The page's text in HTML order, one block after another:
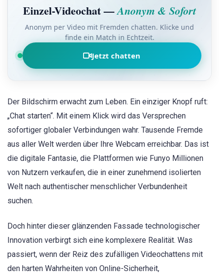
Einzel-Videochat —Anonym & Sofort
Anonym per Video mit Fremden chatten. Klicke und
finde ein Match in Echtzeit.
Jetzt chatten
Der Bildschirm erwacht zum Leben. Ein einziger Knopf ruft:
„Chat starten“. Mit einem Klick wird das Versprechen
sofortiger globaler Verbindungen wahr. Tausende Fremde
aus aller Welt werden über Ihre Webcam erreichbar. Das ist
die digitale Fantasie, die Plattformen wie Funyo Millionen
von Nutzern verkaufen, die in einer zunehmend isolierten
Welt nach authentischer menschlicher Verbundenheit
suchen.
Doch hinter dieser glänzenden Fassade technologischer
Innovation verbirgt sich eine komplexere Realität. Was
passiert, wenn der Reiz des zufälligen Videochattens mit
den harten Wahrheiten von Online-Sicherheit,